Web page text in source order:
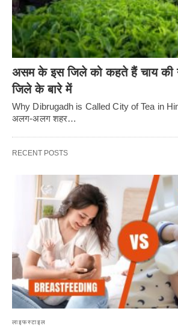
असम के इस जिले को कहते हैं चाय की
जिले के बारे में
Why Dibrugadh is Called City of Tea in
अलग-अलग शहर…
RECENT POSTS
लाइफस्टाइल